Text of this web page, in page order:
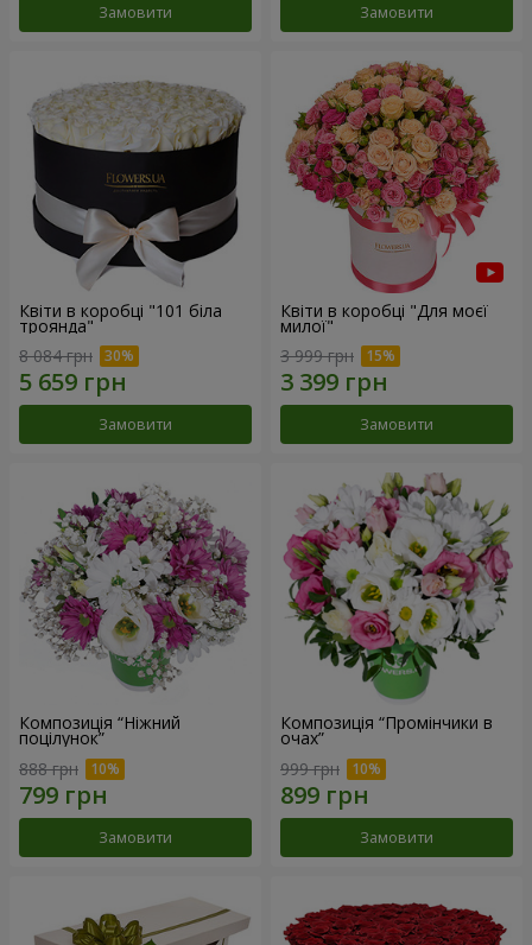
Замовити Замовити
Квіти в коробці "101 біла
троянда"
8 084 грн
Замовити
Квіти в коробці "Для моєї
милої"
3 999 грн
Замовити
Композиція “Ніжний
поцілунок”
888 грн
Замовити
Композиція “Промінчики в
очах”
999 грн
Замовити